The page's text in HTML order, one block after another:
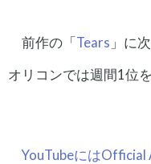
前作の「Tears 」に
オリコンでは週間1位
YouTubeにはOfficial